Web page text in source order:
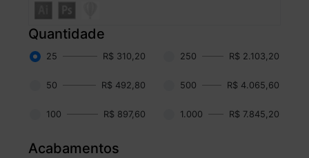
Quantidade
25 R$ 310,20 250 R$ 2.103,20
50 R$ 492,80 500 R$ 4.065,60
100 R$ 897,60 1.000 R$ 7.845,20
Acabamentos